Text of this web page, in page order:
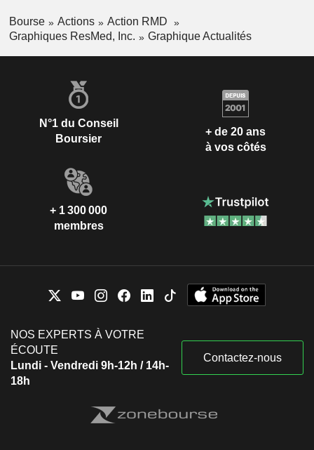
Bourse Actions
Action RMD
Graphiques ResMed, Inc.
Graphique Actualités
N°1 du Conseil
Boursier
+ de 20 ans
à vos côtés
+ 1 300 000
membres
NOS EXPERTS À VOTRE
ÉCOUTE
Lundi - Vendredi 9h-12h / 14h-
18h
Contactez-nous